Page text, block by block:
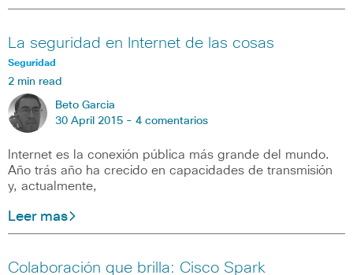
La seguridad en Internet de las cosas
Seguridad
2 min read
Beto Garcia
30 April 2015 - 4 comentarios
Internet es la conexión pública más grande del mundo.
Año trás año ha crecido en capacidades de transmisión
y, actualmente,
Leer mas
Colaboración que brilla: Cisco Spark